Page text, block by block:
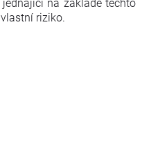
riziko.